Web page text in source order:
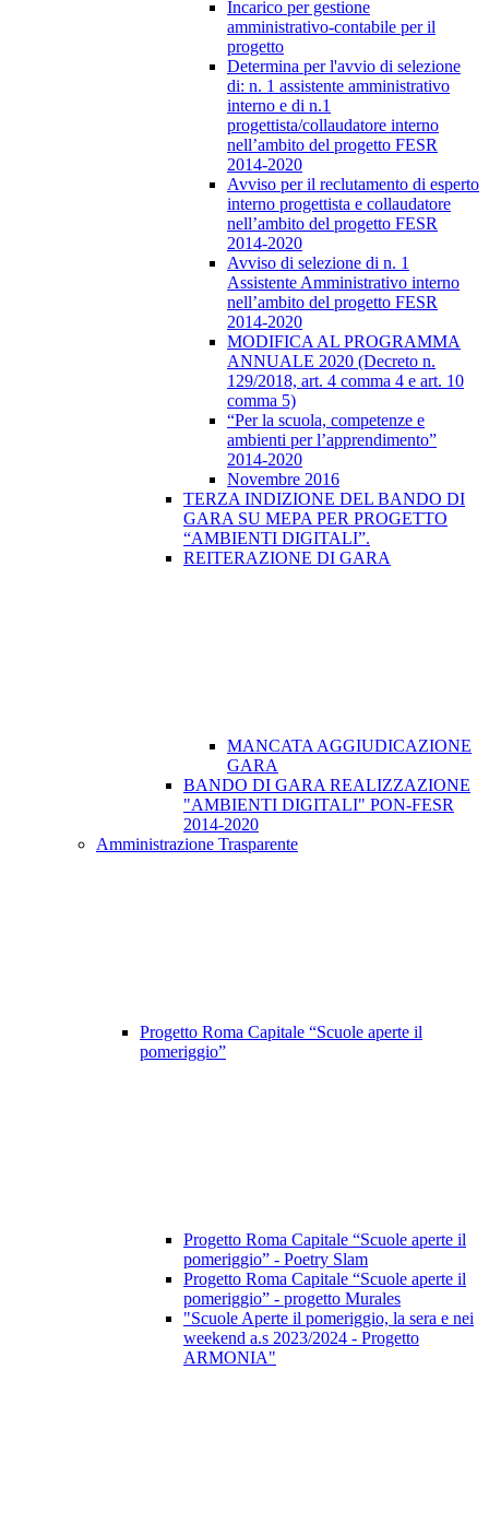
Incarico per gestione
amministrativo-contabile per il
progetto
Determina per l'avvio di selezione
di: n. 1 assistente amministrativo
interno e di n.1
progettista/collaudatore interno
nell’ambito del progetto FESR
2014-2020
Avviso per il reclutamento di esperto
interno progettista e collaudatore
nell’ambito del progetto FESR
2014-2020
Avviso di selezione di n. 1
Assistente Amministrativo interno
nell’ambito del progetto FESR
2014-2020
MODIFICA AL PROGRAMMA
ANNUALE 2020 (Decreto n.
129/2018, art. 4 comma 4 e art. 10
comma 5)
“Per la scuola, competenze e
ambienti per l’apprendimento”
2014-2020
Novembre 2016
TERZA INDIZIONE DEL BANDO DI
GARA SU MEPA PER PROGETTO
“AMBIENTI DIGITALI”.
REITERAZIONE DI GARA
MANCATA AGGIUDICAZIONE
GARA
BANDO DI GARA REALIZZAZIONE
"AMBIENTI DIGITALI" PON-FESR
2014-2020
Amministrazione Trasparente
Progetto Roma Capitale “Scuole aperte il
pomeriggio”
Progetto Roma Capitale “Scuole aperte il
pomeriggio” - Poetry Slam
Progetto Roma Capitale “Scuole aperte il
pomeriggio” - progetto Murales
"Scuole Aperte il pomeriggio, la sera e nei
weekend a.s 2023/2024 - Progetto
ARMONIA"